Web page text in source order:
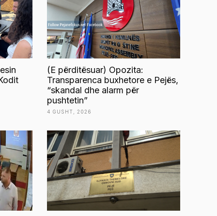
(E përditësuar) Opozita:
Transparenca buxhetore e Pejës,
“skandal dhe alarm për
pushtetin”
4 GUSHT, 2026